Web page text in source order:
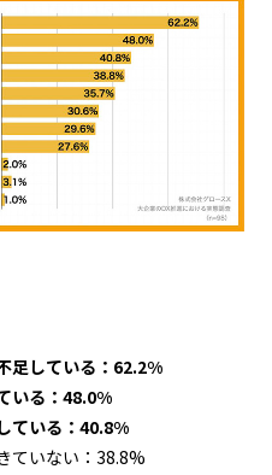
足している：62.2%
いる：48.0%
ている：40.8%
ていない：38.8%